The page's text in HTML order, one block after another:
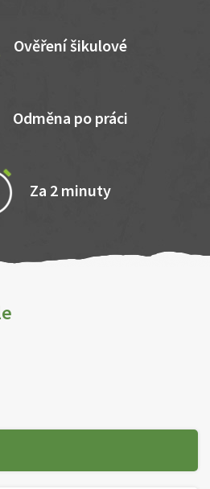
Ověření šikulové
Odměna po práci
Za 2 minuty